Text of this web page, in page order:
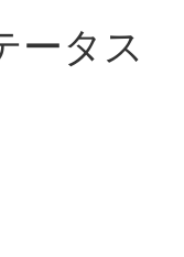
ータス